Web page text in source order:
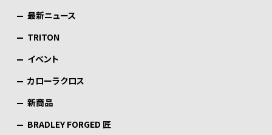
最新ニュース
TRITON
イベント
カローラクロス
新商品
BRADLEY FORGED 匠